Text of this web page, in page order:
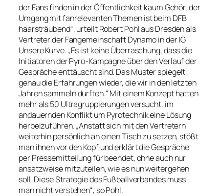
der Fans finden in der Öffentlichkeit kaum Gehör, der
Umgang mit fanrelevanten Themen ist beim DFB
haarsträubend“, urteilt Robert Pohl aus Dresden als
Vertreter der Fangemeinschaft Dynamo in der IG
Unsere Kurve. „Es ist keine Überraschung, dass die
Initiatoren der Pyro-Kampagne über den Verlauf der
Gespräche enttäuscht sind. Das Muster spiegelt
genau die Erfahrungen wieder, die wir in den letzten
Jahren sammeln durften.“ Mit einem Konzept hatten
mehr als 50 Ultragruppierungen versucht, im
andauernden Konflikt um Pyrotechnik eine Lösung
herbeizuführen. „Anstatt sich mit den Vertretern
weiterhin persönlich an einen Tisch zu setzen, stößt
man ihnen vor den Kopf und erklärt die Gespräche
per Pressemitteilung für beendet, ohne auch nur
ansatzweise mitzuteilen, wie es nun weitergehen
soll. Diese Strategie des Fußballverbandes muss
man nicht verstehen“, so Pohl.